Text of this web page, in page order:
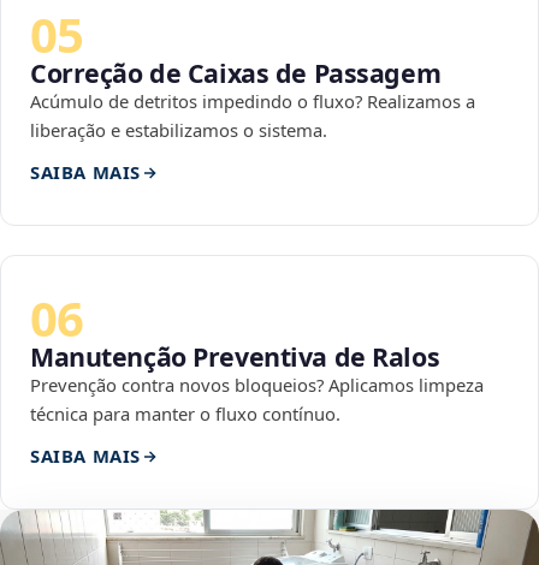
05
Correção de Caixas de Passagem
Acúmulo de detritos impedindo o fluxo? Realizamos a
liberação e estabilizamos o sistema.
SAIBA MAIS
06
Manutenção Preventiva de Ralos
Prevenção contra novos bloqueios? Aplicamos limpeza
técnica para manter o fluxo contínuo.
SAIBA MAIS